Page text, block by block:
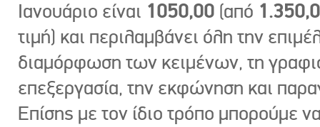
Ιανουάριο είναι 1050,00 (από
τιμή) και περιλαμβάνει όλη την
διαμόρφωση των κειμένων, τη
επεξεργασία, την εκφώνηση και
Επίσης με τον ίδιο τρόπο μπορούμε